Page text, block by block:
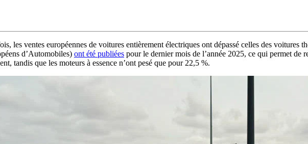
les ventes européennes de voitures entièrement électriques ont dépassé celles des voitures
d’Automobiles) ont été publiées pour le dernier mois de l’année 2025, ce qui permet de
tandis que les moteurs à essence n’ont pesé que pour 22,5 %.